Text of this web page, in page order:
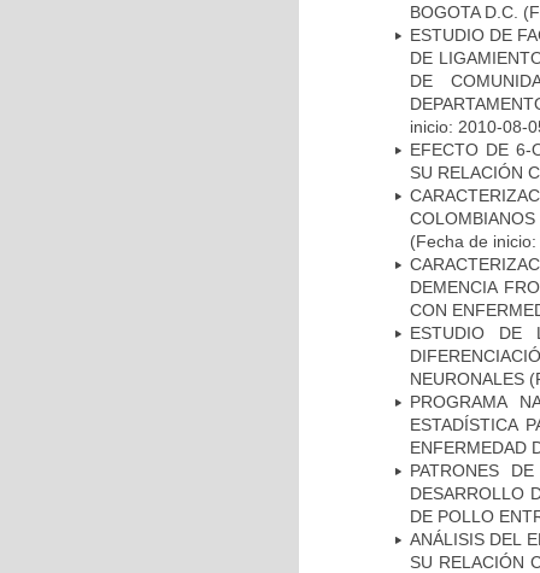
BOGOTA D.C.
ESTUDIO DE
DE
DE
inicio: 2010-08-
EFECTO DE 6-
SU RELACIÓN
(Fecha de
DEMENCIA
CON
ESTUDIO DE
NEURONALES
PROGRAMA
ESTADÍSTICA
ENFERMEDAD
PATRONES
DESARROLLO
DE POLLO
ANÁLISIS DEL
SU RELACIÓN